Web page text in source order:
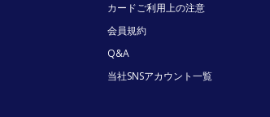
カードご利用上の注意
会員規約
Q&A
当社SNSアカウント一覧